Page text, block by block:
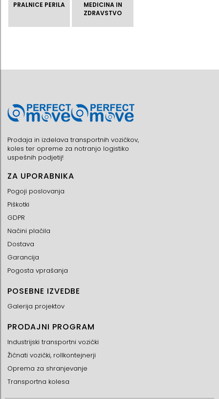
PRALNICE PERILA
MEDICINA IN
ZDRAVSTVO
Prodaja in izdelava transportnih vozičkov,
koles ter opreme za notranjo logistiko
uspešnih podjetij!
ZA UPORABNIKA
Pogoji poslovanja
Piškotki
GDPR
Načini plačila
Dostava
Garancija
Pogosta vprašanja
POSEBNE IZVEDBE
Galerija projektov
PRODAJNI PROGRAM
Industrijski transportni vozički
Žičnati vozički, rollkontejnerji
Oprema za shranjevanje
Transportna kolesa